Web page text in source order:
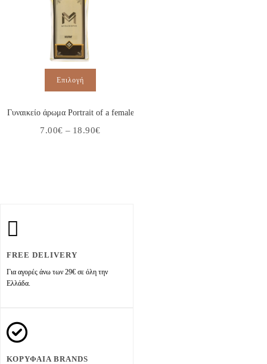
Επιλογή
παραλλαγές.
επιλογές
Γυναικείο άρωμα Portrait of a female
7.00€ – 18.90€
FREE DELIVERY
Για αγορές άνω των 29€ σε όλη την
Ελλάδα.
ΚΟΡΥΦΑΙΑ BRANDS